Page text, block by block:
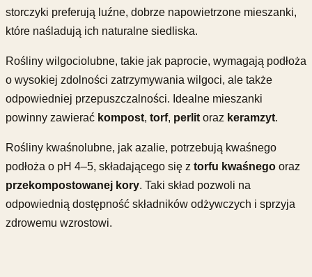
storczyki preferują luźne, dobrze napowietrzone mieszanki,
które naśladują ich naturalne siedliska.
Rośliny wilgociolubne, takie jak paprocie, wymagają podłoża
o wysokiej zdolności zatrzymywania wilgoci, ale także
odpowiedniej przepuszczalności. Idealne mieszanki
powinny zawierać kompost, torf, perlit oraz keramzyt.
Rośliny kwaśnolubne, jak azalie, potrzebują kwaśnego
podłoża o pH 4–5, składającego się z torfu kwaśnego oraz
przekompostowanej kory. Taki skład pozwoli na
odpowiednią dostępność składników odżywczych i sprzyja
zdrowemu wzrostowi.